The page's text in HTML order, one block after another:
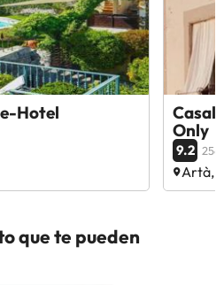
Hotel
Casal
Only
9.2 256
Artà,
que te pueden